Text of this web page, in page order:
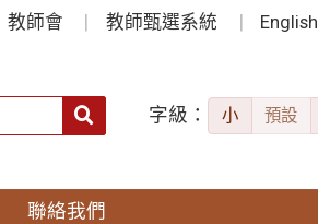
教師會 教師甄選系統 English
字級： 小 預設
聯絡我們